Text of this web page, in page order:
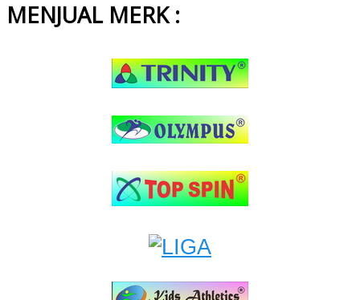
MENJUAL MERK :